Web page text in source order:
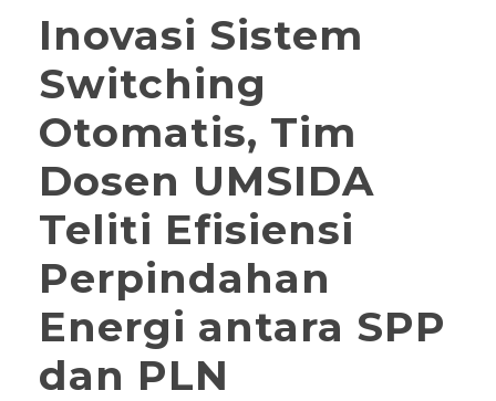
Inovasi Sistem
Switching
Otomatis, Tim
Dosen UMSIDA
Teliti Efisiensi
Perpindahan
Energi antara SPP
dan PLN